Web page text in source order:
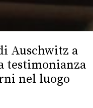
Auschwitz a
testimonianza
nel luogo